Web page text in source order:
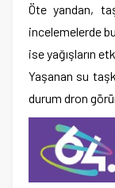
Öte yandan,
incelemelerde
ise yağışların
Yaşanan su
durum dron